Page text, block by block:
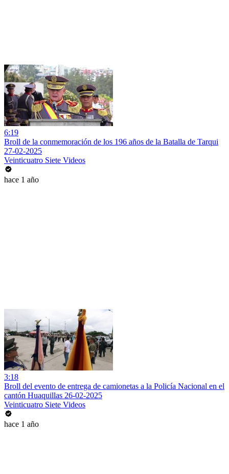
6:19
Broll de la conmemoración de los 196 años de la Batalla de Tarqui
27-02-2025
Veinticuatro Siete Videos
hace 1 año
3:18
Broll del evento de entrega de camionetas a la Policía Nacional en el
cantón Huaquillas 26-02-2025
Veinticuatro Siete Videos
hace 1 año